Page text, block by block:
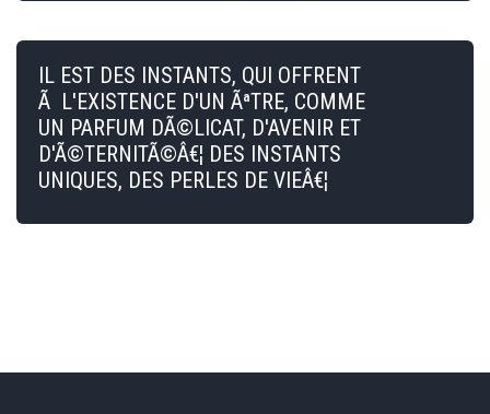
IL EST DES INSTANTS, QUI OFFRENT
Ã L'EXISTENCE D'UN ÃªTRE, COMME
UN PARFUM DÃ©LICAT, D'AVENIR ET
D'Ã©TERNITÃ©Â€¦ DES INSTANTS
UNIQUES, DES PERLES DE VIEÂ€¦